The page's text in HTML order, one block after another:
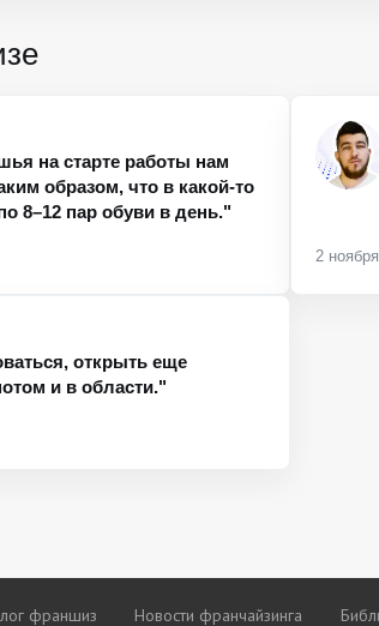
на старте работы нам
образом, что в какой-то
8–12 пар обуви в день."
2
открыть еще
и в области."
франшиз Новости франчайзинга